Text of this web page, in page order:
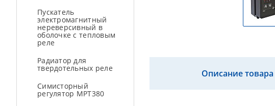
Пускатель
электромагнитный
нереверсивный в
оболочке с тепловым
реле
Радиатор для
твердотельных реле
Симисторный
регулятор МРТ380
Описание товара